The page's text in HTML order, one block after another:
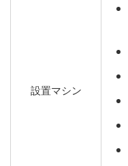
設置マシン